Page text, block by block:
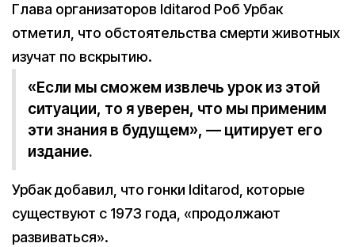
Глава организаторов Iditarod Роб Урбак
отметил, что обстоятельства смерти животных
изучат по вскрытию.
«Если мы сможем извлечь урок из этой
ситуации, то я уверен, что мы применим
эти знания в будущем», — цитирует его
издание.
Урбак добавил, что гонки Iditarod, которые
существуют с 1973 года, «продолжают
развиваться».